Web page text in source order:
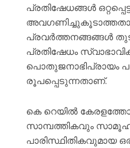
പ്രതിഷേധങ്ങൾ
പ്രവർത്തനങ്ങങ്ങൾ
പ്രതിഷേധം
പൊതുജനാഭിപ്രായം
രൂപപ്പെടുന്നതാണ്.
കെ റെയിൽ
സാമ്പത്തികവും
പാരിസ്ഥിതികവുമായ